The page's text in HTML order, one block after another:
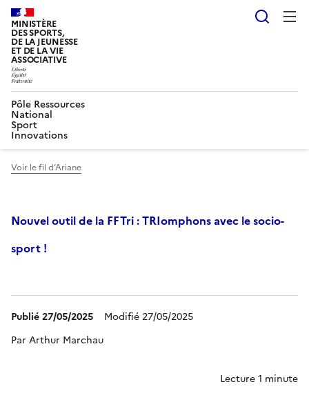
MINISTÈRE
DES SPORTS,
DE LA JEUNESSE
ET DE LA VIE
ASSOCIATIVE
Pôle Ressources
National
Sport
Innovations
Voir le fil d’Ariane
Nouvel outil de la FFTri : TRIomphons avec le socio-
sport !
Publié 27/05/2025
Modifié 27/05/2025
Par Arthur Marchau
Lecture 1 minute